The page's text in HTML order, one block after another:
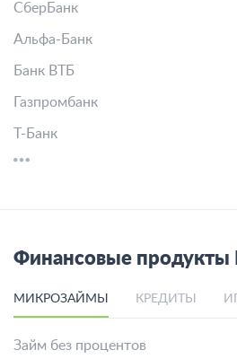
СберБанк
Альфа-Банк
Банк ВТБ
Газпромбанк
Т-Банк
Финансовые продукты
МИКРОЗАЙМЫ КРЕДИТЫ
Займ без процентов